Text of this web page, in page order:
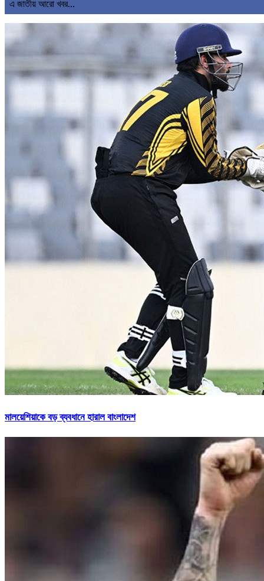
এ জাতীয় আরো খবর...
মালয়েশিয়াকে বড় ব্যবধানে হারাল বাংলাদেশ